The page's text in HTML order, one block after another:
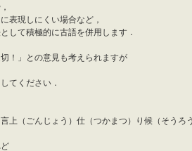
表現しにくい場合など，
して積極的に古語を併用します．
！」との意見も考えられますが
てください．
）に言上（ごんじょう）仕（つかまつ
ど